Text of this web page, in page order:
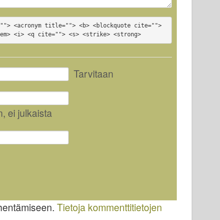
<acronym title=""> <b> <blockquote cite="">
<i> <q cite=""> <s> <strike> <strong>
Tarvitaan
, ei julkaista
Tietoja kommenttitietojen